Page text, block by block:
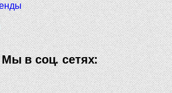
Мы в соц. сетях: